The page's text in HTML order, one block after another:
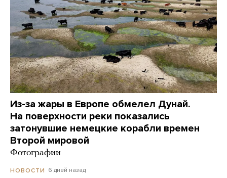
Из-за жары в Европе обмелел Дунай.
На поверхности реки показались
затонувшие немецкие корабли времен
Второй мировой
Фотографии
НОВОСТИ 6 дней назад